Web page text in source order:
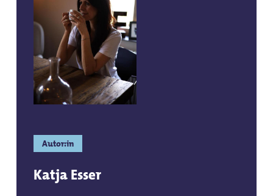
Autor:in
Katja Esser